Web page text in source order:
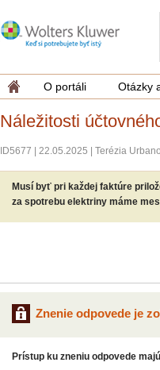
O portáli Otázky
Náležitosti
ID5677 22.05.2025 Terézia
Musí byť pri každej faktúre
za spotrebu elektriny máme
Znenie odpovede je
Prístup ku zneniu odpovede